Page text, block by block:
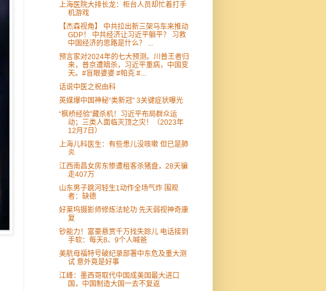
上海医院大排长龙：柜台人员却忙着打手
机游戏
【杰森视角】 中共拉出新三架马车来推动
GDP！ 中共经济让习近平躺平？ 习救
中国经济的思路是什么？ ...
预言家对2024年的七大预测。川普王者归
来，普京遭暗杀，习近平重病，中国变
天。#盲眼婆婆 #帕克 #...
话说中医之祝由科
英媒爆中国神秘“类新冠” 3关键症状曝光
“枫桥经验”藏杀机！习近平布局群众运
动；三类人面临灭顶之灾！（2023年
12月7日）
上海儿科医生：有些患儿没咳嗽 但已是肺
炎
江西南昌女房东惨遭租客杀猪盘，28天骗
走407万
山东男子跳河轻生1动作全场气炸 围观
者：缺德
好莱坞摄影师修炼法轮功 先天弱视神奇康
复
钞能力！富豪悬赏千万找失踪儿 电话接到
手软：每天8、9个人喊爸
美航母福特号破纪录部署中东危及重大测
试 意外竟是好事
江峰：墨西哥取代中国成美国最大进口
国，中国制造大国一去不复返